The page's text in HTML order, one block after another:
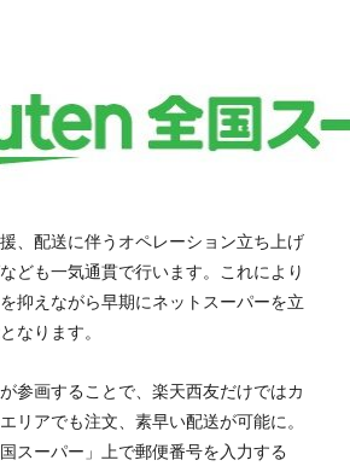
、配送に伴うオペレーション立ち上げ
ども一気通貫で行います。これにより
抑えながら早期にネットスーパーを立
なります。
参画することで、楽天西友だけではカ
リアでも注文、素早い配送が可能に。
スーパー」上で郵便番号を入力する